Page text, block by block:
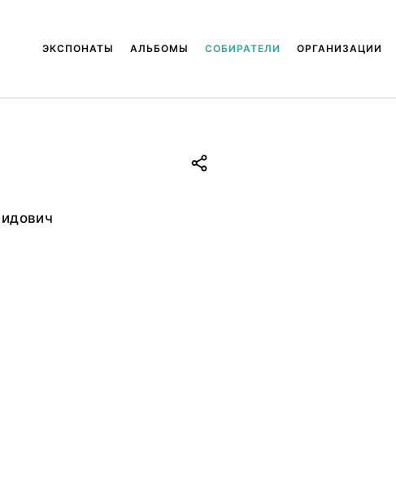
ЭКСПОНАТЫ АЛЬБОМЫ СОБИРАТЕЛИ ОРГАНИЗАЦИИ